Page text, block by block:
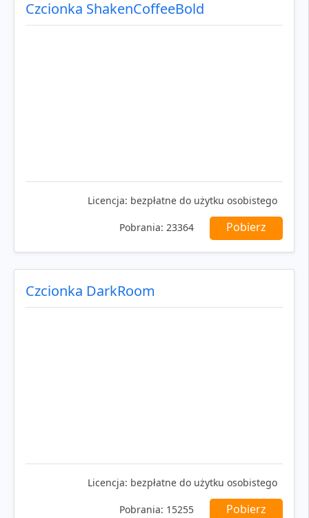
Czcionka ShakenCoffeeBold
Licencja: bezpłatne do użytku osobistego
Pobrania: 23364 Pobierz
Czcionka DarkRoom
Licencja: bezpłatne do użytku osobistego
Pobrania: 15255 Pobierz